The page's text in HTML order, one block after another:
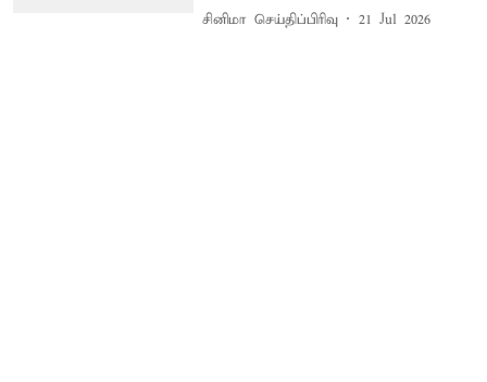
சினிமா செய்திப்பிரிவு 21 Jul 2026